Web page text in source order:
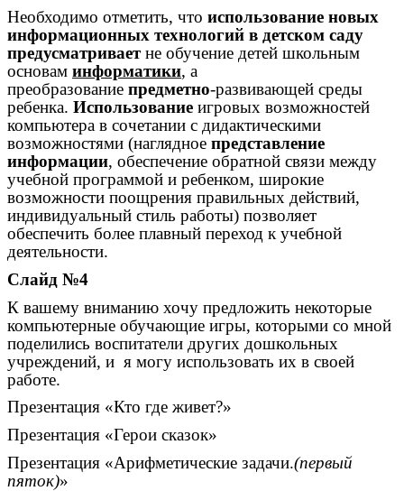
Необходимо отметить, что использование новых
информационных технологий в детском саду
предусматриваетне обучение детей школьным
основам информатики, а
преобразование предметно-развивающей среды
ребенка. Использование игровых возможностей
компьютера в сочетании с дидактическими
возможностями (наглядное представление
информации, обеспечение обратной связи между
учебной программой и ребенком, широкие
возможности поощрения правильных действий,
индивидуальный стиль работы) позволяет
обеспечить более плавный переход к учебной
деятельности.
Слайд №4
К вашему вниманию хочу предложить некоторые
компьютерные обучающие игры, которыми со мной
поделились воспитатели других дошкольных
учреждений, и я могу использовать их в своей
работе.
Презентация «Кто где живет?»
Презентация «Герои сказок»
Презентация «Арифметические задачи.(первый
пяток)»